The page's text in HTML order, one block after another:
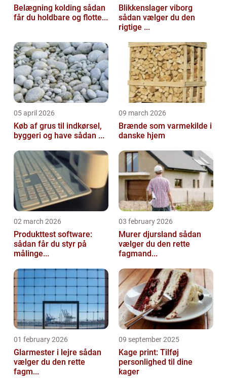
Belægning kolding sådan
får du holdbare og flotte...
Blikkenslager viborg
sådan vælger du den
rigtige ...
05 april 2026
Køb af grus til indkørsel,
byggeri og have sådan ...
09 march 2026
Brænde som varmekilde i
danske hjem
02 march 2026
Produkttest software:
sådan får du styr på
målinge...
03 february 2026
Murer djursland sådan
vælger du den rette
fagmand...
01 february 2026
Glarmester i lejre sådan
vælger du den rette
fagm...
09 september 2025
Kage print: Tilføj
personlighed til dine
kager